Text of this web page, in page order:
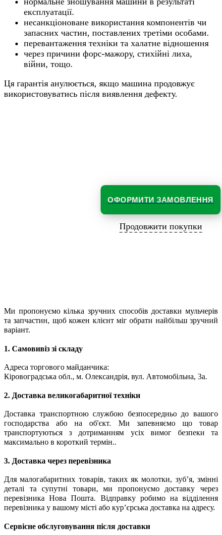
експлуатації.
несанкціоноване використання компонентів чи
запасних частин, поставлених третіми особами.
перевантаження техніки та халатне відношення
через причини форс-мажору, стихійні лиха,
війни, тощо.
Ця гарантія анулюється, якщо машина продовжує
використовуватись після виявлення дефекту.
ОФОРМИТИ ЗАМОВЛЕННЯ
Продовжити покупки
Ми пропонуємо кілька зручних способів доставки мульчерів
та запчастин, щоб кожен клієнт міг обрати найбільш зручний
варіант.
1. Самовивіз зі складу
Адреса торгового майданчика:
Кіровоградська обл., м. Олександрія, вул. Автомобільна, 3а.
2. Доставка великогабаритної техніки
Доставка транспортною службою безпосередньо до вашого
господарства або на об'єкт. Ми запевняємо що товар
транспортуються з дотриманням усіх вимог безпеки та
максимально в короткий термін..
3. Доставка через перевізника
Для малогабаритних товарів, таких як молотки, зуб’я, змінні
деталі та супутні товари, ми пропонуємо доставку через
перевізника Нова Пошта. Відправку робимо на відділення
перевізника у вашому місті або кур’єрська доставка на адресу.
Сервісне обслуговування після доставки